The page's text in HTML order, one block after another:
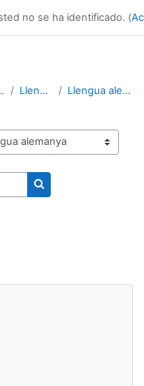
de búsqueda de entrada
no se ha identificado. (
Llengües Llengua alemanya
Buscar cursos